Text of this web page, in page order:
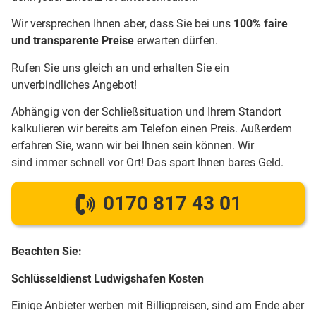
Wir versprechen Ihnen aber, dass Sie bei uns 100% faire
und transparente Preise erwarten dürfen.
Rufen Sie uns gleich an und erhalten Sie ein
unverbindliches Angebot!
Abhängig von der Schließsituation und Ihrem Standort
kalkulieren wir bereits am Telefon einen Preis. Außerdem
erfahren Sie, wann wir bei Ihnen sein können. Wir
sind immer schnell vor Ort! Das spart Ihnen bares Geld.
0170 817 43 01
Beachten Sie:
Schlüsseldienst Ludwigshafen Kosten
Einige Anbieter werben mit Billigpreisen, sind am Ende aber